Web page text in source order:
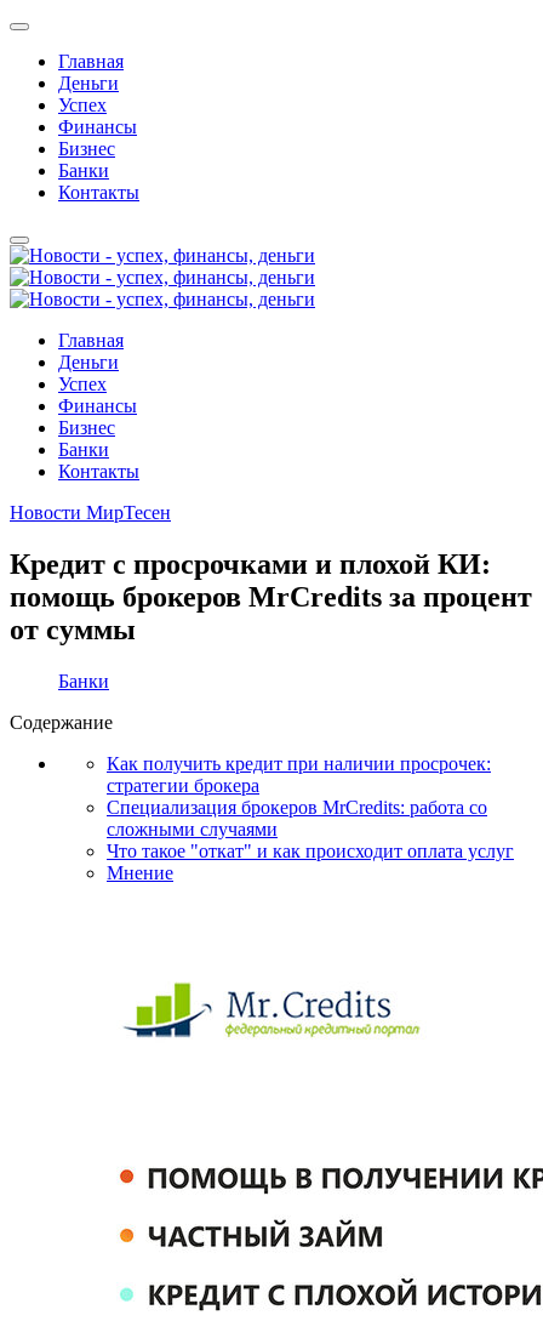
Главная
Деньги
Успех
Финансы
Бизнес
Банки
Контакты
Главная
Деньги
Успех
Финансы
Бизнес
Банки
Контакты
Новости МирТесен
Кредит с просрочками и плохой КИ:
помощь брокеров MrCredits за процент
от суммы
Банки
Содержание
Как получить кредит при наличии просрочек:
стратегии брокера
Специализация брокеров MrCredits: работа со
сложными случаями
Что такое "откат" и как происходит оплата услуг
Мнение